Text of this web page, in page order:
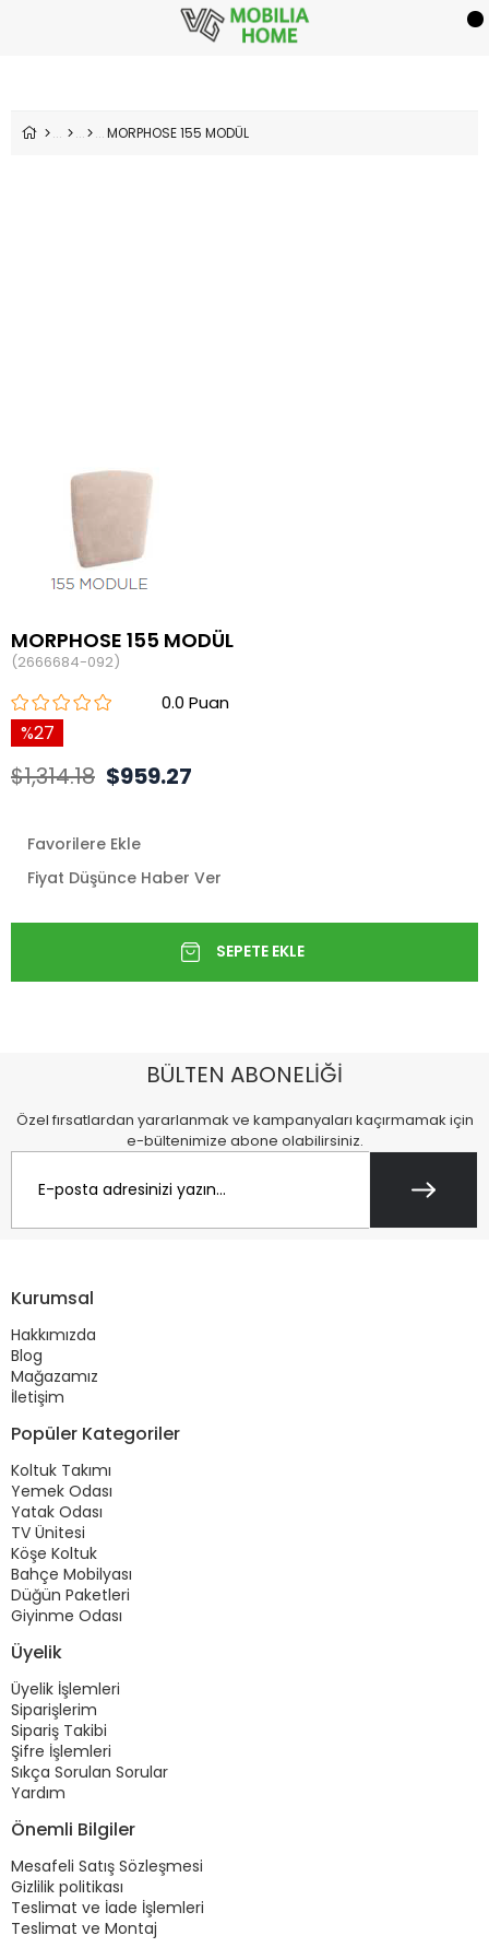
MORPHOSE 155 MODÜL
MORPHOSE 155 MODÜL
(2666684-092)
0.0
27
$1,314.18 $959.27
Favorilere Ekle
Fiyat Düşünce Haber Ver
BÜLTEN ABONELİĞİ
Özel fırsatlardan yararlanmak ve kampanyaları kaçırmamak için
e-bültenimize abone olabilirsiniz.
Kurumsal
Hakkımızda
Blog
Mağazamız
İletişim
Popüler Kategoriler
Koltuk Takımı
Yemek Odası
Yatak Odası
TV Ünitesi
Köşe Koltuk
Bahçe Mobilyası
Düğün Paketleri
Giyinme Odası
Üyelik
Üyelik İşlemleri
Siparişlerim
Sipariş Takibi
Şifre İşlemleri
Sıkça Sorulan Sorular
Yardım
Önemli Bilgiler
Mesafeli Satış Sözleşmesi
Gizlilik politikası
Teslimat ve İade İşlemleri
Teslimat ve Montaj